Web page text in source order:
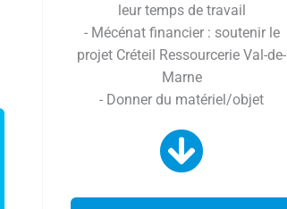
leur temps de travail
- Mécénat financier : soutenir le
projet Créteil Ressourcerie Val-de-
Marne
- Donner du matériel/objet